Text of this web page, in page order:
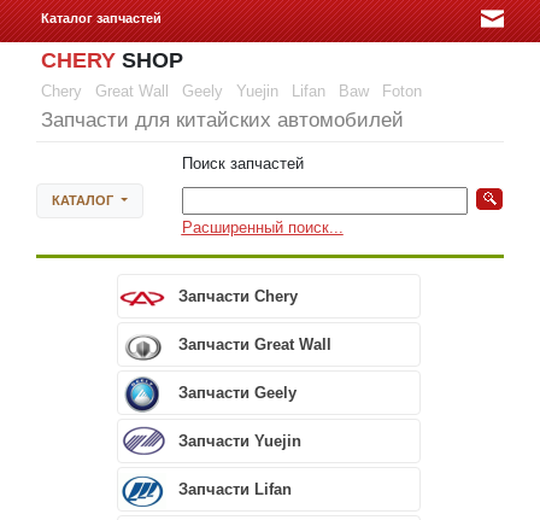
Каталог запчастей
CHERY SHOP
Chery Great Wall Geely Yuejin Lifan Baw Foton
Запчасти для китайских автомобилей
КАТАЛОГ
Поиск запчастей
Расширенный поиск...
Запчасти Chery
Запчасти Great Wall
Запчасти Geely
Запчасти Yuejin
Запчасти Lifan